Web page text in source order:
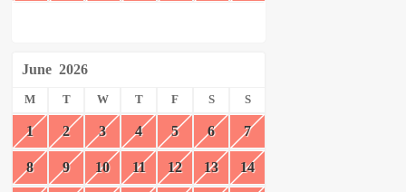
June 2026
M T W T F S S
1 2 3 4 5 6 7
8 9 10 11 12 13 14